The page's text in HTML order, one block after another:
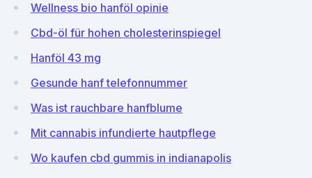
Wellness bio hanföl opinie
Cbd-öl für hohen cholesterinspiegel
Hanföl 43 mg
Gesunde hanf telefonnummer
Was ist rauchbare hanfblume
Mit cannabis infundierte hautpflege
Wo kaufen cbd gummis in indianapolis